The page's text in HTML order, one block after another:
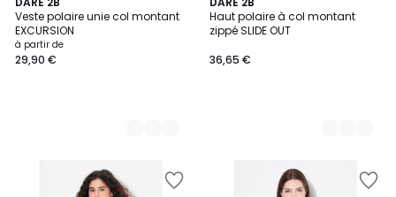
Veste polaire unie col montant
EXCURSION
à partir de
29,90 €
2
Couleurs
Haut polaire à col montant
zippé SLIDE OUT
36,65 €
3
Couleurs